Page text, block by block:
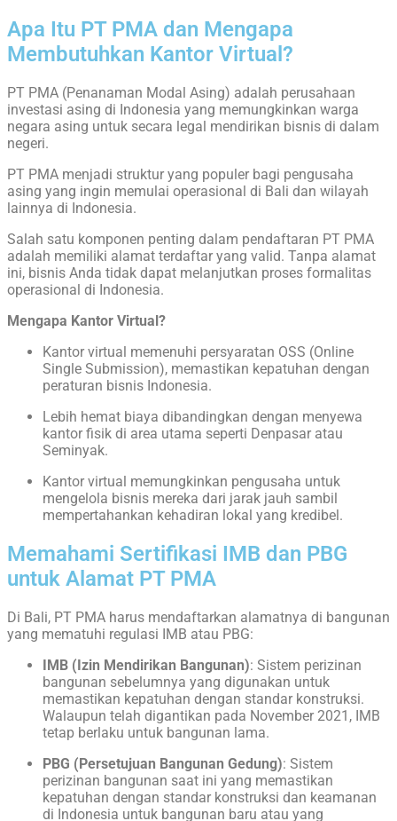
Apa Itu PT PMA dan Mengapa
Membutuhkan Kantor Virtual?
PT PMA (Penanaman Modal Asing) adalah perusahaan
investasi asing di Indonesia yang memungkinkan warga
negara asing untuk secara legal mendirikan bisnis di dalam
negeri.
PT PMA menjadi struktur yang populer bagi pengusaha
asing yang ingin memulai operasional di Bali dan wilayah
lainnya di Indonesia.
Salah satu komponen penting dalam pendaftaran PT PMA
adalah memiliki alamat terdaftar yang valid. Tanpa alamat
ini, bisnis Anda tidak dapat melanjutkan proses formalitas
operasional di Indonesia.
Mengapa Kantor Virtual?
Kantor virtual memenuhi persyaratan OSS (Online
Single Submission), memastikan kepatuhan dengan
peraturan bisnis Indonesia.
Lebih hemat biaya dibandingkan dengan menyewa
kantor fisik di area utama seperti Denpasar atau
Seminyak.
Kantor virtual memungkinkan pengusaha untuk
mengelola bisnis mereka dari jarak jauh sambil
mempertahankan kehadiran lokal yang kredibel.
Memahami Sertifikasi IMB dan PBG
untuk Alamat PT PMA
Di Bali, PT PMA harus mendaftarkan alamatnya di bangunan
yang mematuhi regulasi IMB atau PBG:
IMB (Izin Mendirikan Bangunan): Sistem perizinan
bangunan sebelumnya yang digunakan untuk
memastikan kepatuhan dengan standar konstruksi.
Walaupun telah digantikan pada November 2021, IMB
tetap berlaku untuk bangunan lama.
PBG (Persetujuan Bangunan Gedung): Sistem
perizinan bangunan saat ini yang memastikan
kepatuhan dengan standar konstruksi dan keamanan
di Indonesia untuk bangunan baru atau yang